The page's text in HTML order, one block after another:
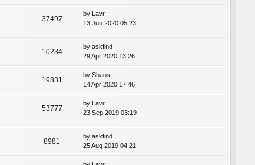
37497
by Lavr
13 Jun 2020 05:23
10234
by askfind
29 Apr 2020 13:26
19831
by Shaos
14 Apr 2020 17:46
53777
by Lavr
23 Sep 2019 03:19
8981
by askfind
25 Aug 2019 04:21